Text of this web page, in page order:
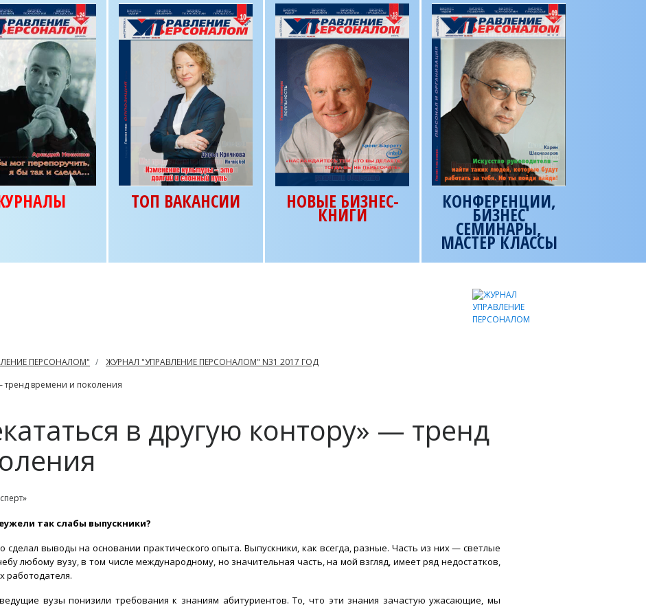
ТОП ВАКАНСИИ НОВЫЕ БИЗНЕС-
КНИГИ
КОНФЕРЕНЦИИ,
БИЗНЕС
СЕМИНАРЫ,
МАСТЕР КЛАССЫ
ПЕРСОНАЛОМ"
ЖУРНАЛ "УПРАВЛЕНИЕ ПЕРСОНАЛОМ" N31 2017 ГОД
тренд времени и поколения
в другую контору» — тренд
так слабы выпускники?
сделал выводы на основании практического опыта. Выпускники, как всегда, разные. Часть из них — светлые
любому вузу, в том числе международному, но значительная часть, на мой взгляд, имеет ряд недостатков,
работодателя.
вузы понизили требования к знаниям абитуриентов. То, что эти знания зачастую ужасающие, мы